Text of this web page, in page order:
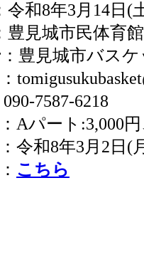
令和8年3月14日(
豊見城市民体育館
：豊見城市バス
：
090-7587-6218
：Aパート:3,000
：令和8年3月2日
： こちら